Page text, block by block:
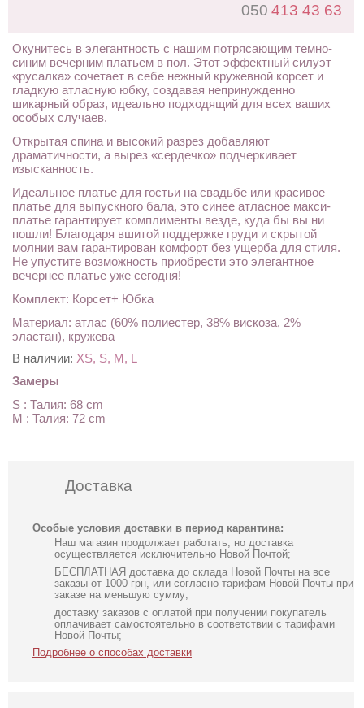
050 413 43 63
Окунитесь в элегантность с нашим потрясающим темно-
синим вечерним платьем в пол. Этот эффектный силуэт
«русалка» сочетает в себе нежный кружевной корсет и
гладкую атласную юбку, создавая непринужденно
шикарный образ, идеально подходящий для всех ваших
особых случаев.
Открытая спина и высокий разрез добавляют
драматичности, а вырез «сердечко» подчеркивает
изысканность.
Идеальное платье для гостьи на свадьбе или красивое
платье для выпускного бала, это синее атласное макси-
платье гарантирует комплименты везде, куда бы вы ни
пошли! Благодаря вшитой поддержке груди и скрытой
молнии вам гарантирован комфорт без ущерба для стиля.
Не упустите возможность приобрести это элегантное
вечернее платье уже сегодня!
Комплект: Корсет+ Юбка
Материал: атлас (60% полиестер, 38% вискоза, 2%
эластан), кружева
В наличии: XS, S, M, L
Замеры
S : Талия: 68 cm
M : Талия: 72 cm
Доставка
Особые условия доставки в период карантина:
Наш магазин продолжает работать, но доставка
осуществляется исключительно Новой Почтой;
БЕСПЛАТНАЯ доставка до склада Новой Почты на все
заказы от 1000 грн, или согласно тарифам Новой Почты при
заказе на меньшую сумму;
доставку заказов с оплатой при получении покупатель
оплачивает самостоятельно в соответствии с тарифами
Новой Почты;
Подробнее о способах доставки